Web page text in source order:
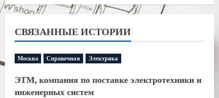
СВЯЗАННЫЕ ИСТОРИИ
Москва Справочная Электрика
ЭТМ, компания по поставке электротехники и
инженерных систем